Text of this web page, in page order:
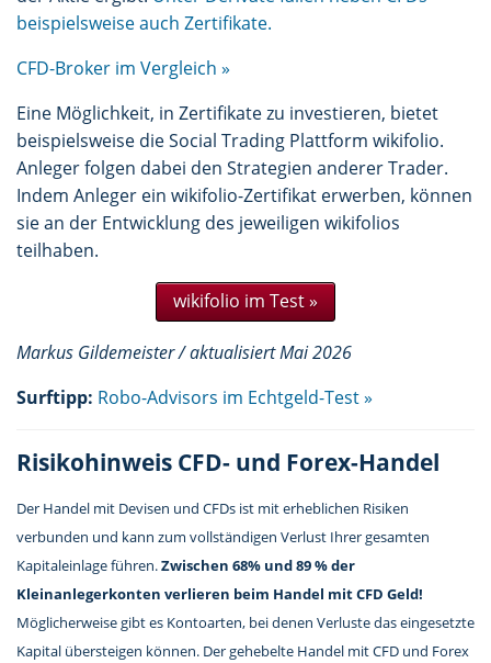
beispielsweise auch Zertifikate.
CFD-Broker im Vergleich »
Eine Möglichkeit, in Zertifikate zu investieren, bietet
beispielsweise die Social Trading Plattform wikifolio.
Anleger folgen dabei den Strategien anderer Trader.
Indem Anleger ein wikifolio-Zertifikat erwerben, können
sie an der Entwicklung des jeweiligen wikifolios
teilhaben.
wikifolio im Test »
Markus Gildemeister / aktualisiert Mai 2026
Surftipp: Robo-Advisors im Echtgeld-Test »
Risikohinweis CFD- und Forex-Handel
Der Handel mit Devisen und CFDs ist mit erheblichen Risiken
verbunden und kann zum vollständigen Verlust Ihrer gesamten
Kapitaleinlage führen.Zwischen 68% und 89 % der
Kleinanlegerkonten verlieren beim Handel mit CFD Geld!
Möglicherweise gibt es Kontoarten, bei denen Verluste das eingesetzte
Kapital übersteigen können. Der gehebelte Handel mit CFD und Forex